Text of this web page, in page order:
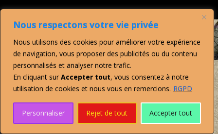
Nous respectons votre vie privée
Nous utilisons des cookies pour améliorer votre expérience
de navigation, vous proposer des publicités ou du contenu
personnalisés et analyser notre trafic.
En cliquant sur Accepter tout, vous consentez à notre
utilisation de cookies et nous vous en remercions. RGPD
Personnaliser Rejet de tout Accepter tout